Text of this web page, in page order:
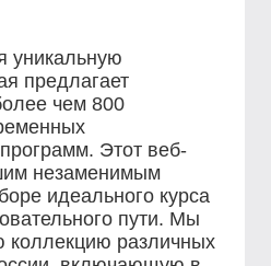
уникальную
предлагает
чем 800
Этот веб-
незаменимым
идеального курса
пути. Мы
коллекцию различных